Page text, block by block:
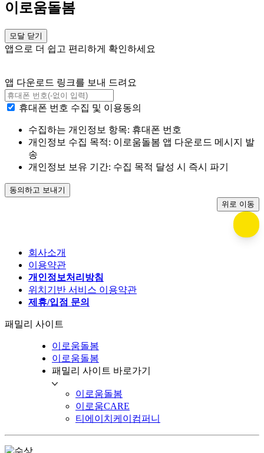
이로움돌봄
모달 닫기
앱으로 더 쉽고 편리하게 확인하세요
앱 다운로드 링크를 보내 드려요
휴대폰 번호 수집 및 이용동의
수집하는 개인정보 항목: 휴대폰 번호
개인정보 수집 목적: 이로움돌봄 앱 다운로드 메시지 발
송
개인정보 보유 기간: 수집 목적 달성 시 즉시 파기
동의하고 보내기
위로 이동
회사소개
이용약관
개인정보처리방침
위치기반 서비스 이용약관
제휴/입점 문의
패밀리 사이트
이로움돌봄
이로움돌봄
패밀리 사이트 바로가기
이로움돌봄
이로움CARE
티에이치케이컴퍼니